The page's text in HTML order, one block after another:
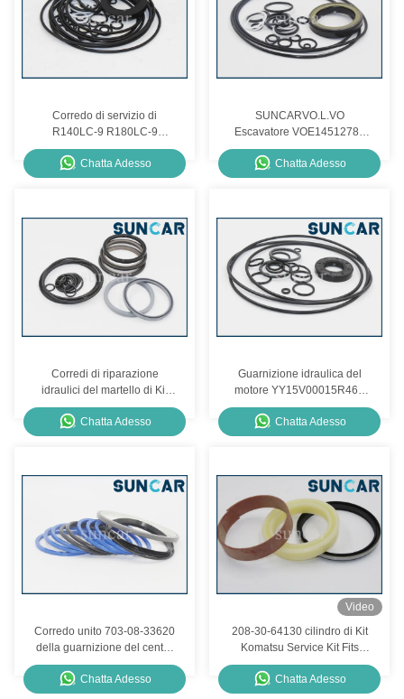
Corredo di servizio di
R140LC-9 R180LC-9
Hyundai, corredo principale
XJBN-01780 della
ricostruzione della pompa
Chatta Adesso
SUNCARVO.L.VO
Escavatore VOE14512788
Kit di sigillamento Swing
Motor Assy Parti interne Kit di
riparazione del sigillo di olio
Chatta Adesso
Corredi di riparazione
idraulici del martello di Kit
Model RHB301 della
guarnizione dell'interruttore
di HANWOO
Chatta Adesso
Guarnizione idraulica del
motore YY15V00015R460
per l'escavatore del cingolo
di SK130-8 Kobelco
Chatta Adesso
Corredo unito 703-08-33620
della guarnizione del centro
PC300-7 KOMATSU della
parte girevole
Chatta Adesso
Video
208-30-64130 cilindro di Kit
Komatsu Service Kit Fits
PC410-5 della guarnizione
del regolatore della pista
Chatta Adesso